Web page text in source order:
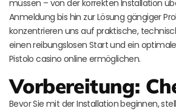
müssen – von der korrekten Installation
Anmeldung bis hin zur Lösung gängiger
konzentrieren uns auf praktische,
einen reibungslosen Start und ein
Pistolo casino online ermöglichen.
Vorbereitung:
Bevor Sie mit der Installation beginnen,